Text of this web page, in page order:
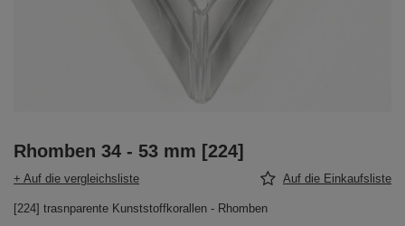
Rhomben 34 - 53 mm [224]
+ Auf die vergleichsliste Auf die Einkaufsliste
[224] trasnparente Kunststoffkorallen - Rhomben